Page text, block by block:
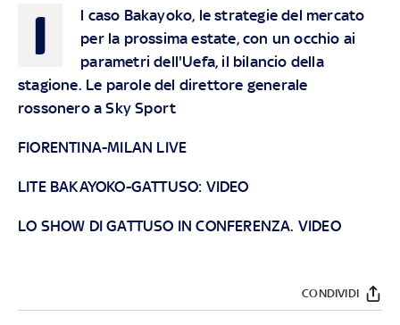
I
l caso Bakayoko, le strategie del mercato
per la prossima estate, con un occhio ai
parametri dell'Uefa, il bilancio della
stagione. Le parole del direttore generale
rossonero a Sky Sport
FIORENTINA-MILAN LIVE
LITE BAKAYOKO-GATTUSO: VIDEO
LO SHOW DI GATTUSO IN CONFERENZA. VIDEO
CONDIVIDI